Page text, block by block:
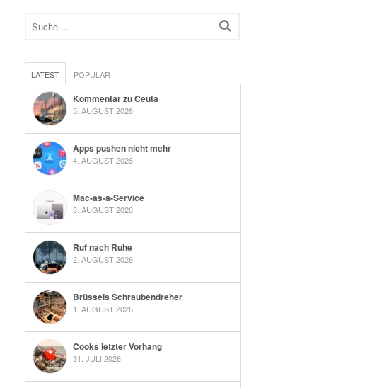
LATEST POPULAR
Kommentar zu Ceuta
5. AUGUST 2026
Apps pushen nicht mehr
4. AUGUST 2026
Mac-as-a-Service
3. AUGUST 2026
Ruf nach Ruhe
2. AUGUST 2026
Brüssels Schraubendreher
1. AUGUST 2026
Cooks letzter Vorhang
31. JULI 2026